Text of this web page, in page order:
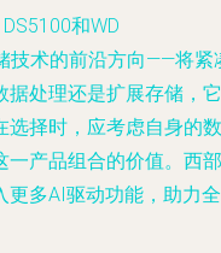
和WD
技术的前沿方向——将紧
据处理还是扩展存储，它
选择时，应考虑自身的数
一产品组合的价值。西部
更多AI驱动功能，助力全